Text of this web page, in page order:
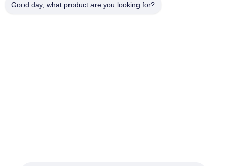
Good day, what product are you looking for?